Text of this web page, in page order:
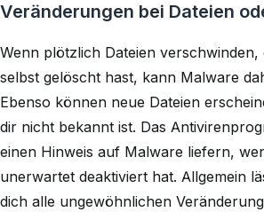
Veränderungen bei Dateien
Wenn plötzlich Dateien verschwinden,
selbst gelöscht hast, kann Malware
Ebenso können neue Dateien
dir nicht bekannt ist. Das
einen Hinweis auf Malware liefern,
unerwartet deaktiviert hat. Allgemein
dich alle ungewöhnlichen